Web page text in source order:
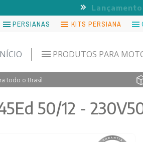
PERSIANAS KITS PERSIANA
PRODUTOS PARA
todo o Brasil
50/12 -